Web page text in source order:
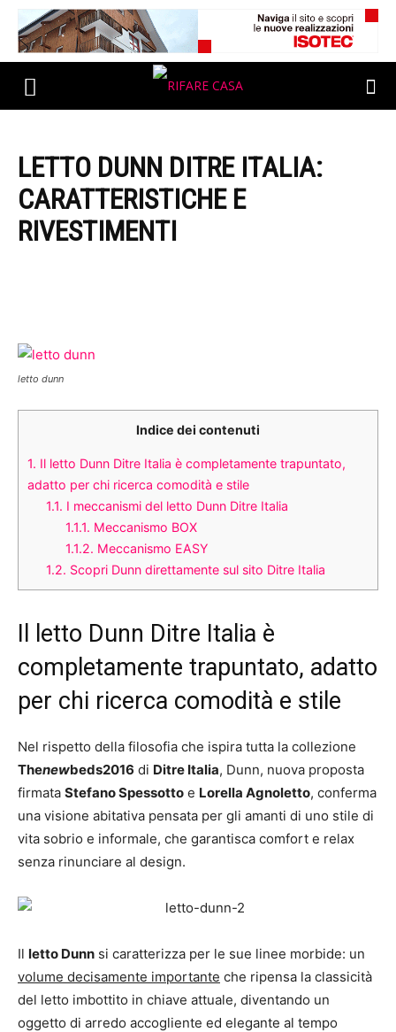
LETTO DUNN DITRE ITALIA:
CARATTERISTICHE E
RIVESTIMENTI
letto dunn
Indice dei contenuti
1. Il letto Dunn Ditre Italia è completamente trapuntato,
adatto per chi ricerca comodità e stile
1.1. I meccanismi del letto Dunn Ditre Italia
1.1.1. Meccanismo BOX
1.1.2. Meccanismo EASY
1.2. Scopri Dunn direttamente sul sito Ditre Italia
Il letto Dunn Ditre Italia è
completamente trapuntato, adatto
per chi ricerca comodità e stile
Nel rispetto della filosofia che ispira tutta la collezione
Thenewbeds2016 di Ditre Italia, Dunn, nuova proposta
firmata Stefano Spessotto e Lorella Agnoletto, conferma
una visione abitativa pensata per gli amanti di uno stile di
vita sobrio e informale, che garantisca comfort e relax
senza rinunciare al design.
Il letto Dunn si caratterizza per le sue linee morbide: un
volume decisamente importante che ripensa la classicità
del letto imbottito in chiave attuale, diventando un
oggetto di arredo accogliente ed elegante al tempo